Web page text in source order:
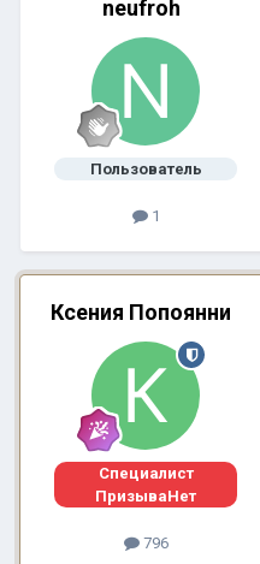
neufroh
Пользователь
1
Ксения Попоянни
Специалист
ПризываНет
796